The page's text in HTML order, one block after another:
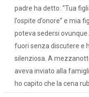
padre ha detto: “Tua
l’ospite d’onore” e mia
poteva sedersi
fuori senza discutere e
silenziosa. A
aveva inviato alla
ho capito che la cena